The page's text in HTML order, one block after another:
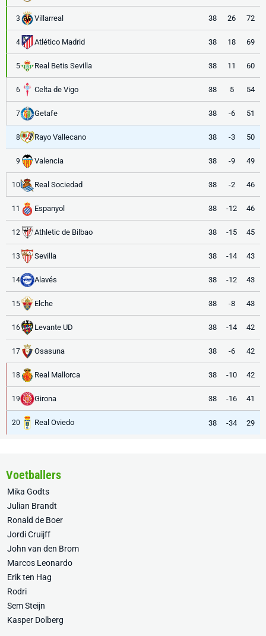
3 Villarreal 38 26 72
4 Atlético Madrid 38 18 69
5 Real Betis Sevilla 38 11 60
6 Celta de Vigo 38 5 54
7 Getafe 38 -6 51
8 Rayo Vallecano 38 -3 50
9 Valencia 38 -9 49
10 Real Sociedad 38 -2 46
11 Espanyol 38 -12 46
12 Athletic de Bilbao 38 -15 45
13 Sevilla 38 -14 43
14 Alavés 38 -12 43
15 Elche 38 -8 43
16 Levante UD 38 -14 42
17 Osasuna 38 -6 42
18 Real Mallorca 38 -10 42
19 Girona 38 -16 41
20 Real Oviedo 38 -34 29
Voetballers
Mika Godts
Julian Brandt
Ronald de Boer
Jordi Cruijff
John van den Brom
Marcos Leonardo
Erik ten Hag
Rodri
Sem Steijn
Kasper Dolberg